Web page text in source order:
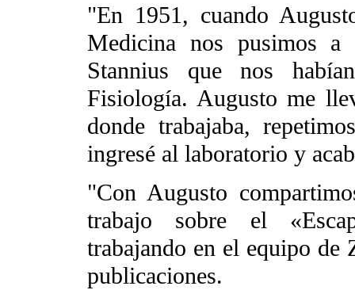
"En 1951, cuando
Medicina nos pusimos a
Stannius que nos
Fisiología. Augusto me
donde trabajaba,
ingresé al laboratorio y
"Con Augusto
trabajo sobre el
trabajando en el equipo de
publicaciones.